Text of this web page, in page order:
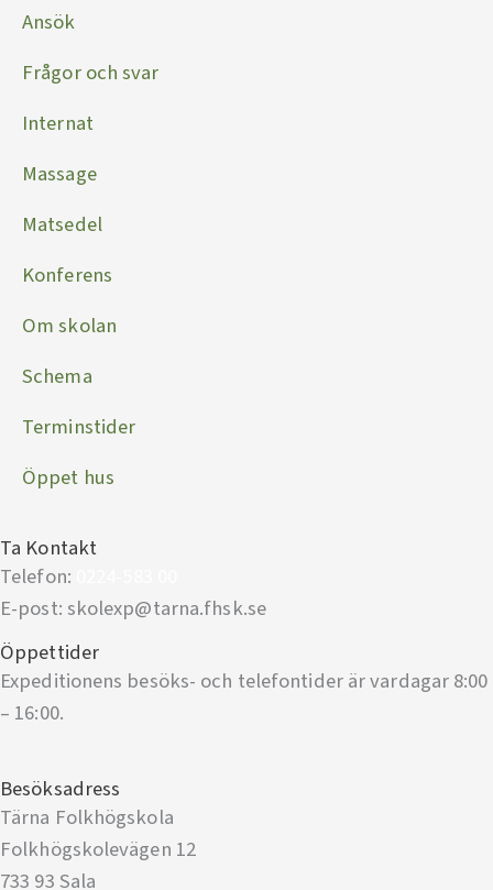
Ansök
Frågor och svar
Internat
Massage
Matsedel
Konferens
Om skolan
Schema
Terminstider
Öppet hus
Ta Kontakt
Telefon:
E-post: skolexp@tarna.fhsk.se
Öppettider
Expeditionens besöks- och telefontider är vardagar 8:00
– 16:00.
Besöksadress
Tärna Folkhögskola
Folkhögskolevägen 12
733 93 Sala